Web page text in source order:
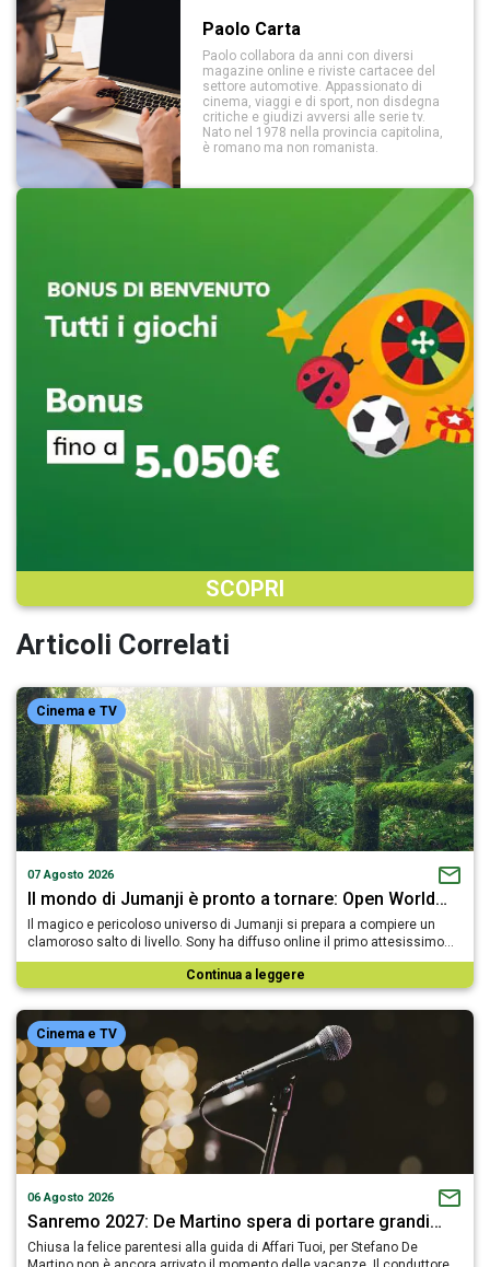
Paolo Carta
Paolo collabora da anni con diversi
magazine online e riviste cartacee del
settore automotive. Appassionato di
cinema, viaggi e di sport, non disdegna
critiche e giudizi avversi alle serie tv.
Nato nel 1978 nella provincia capitolina,
è romano ma non romanista.
SCOPRI
Articoli Correlati
Cinema e TV
07 Agosto 2026
Il mondo di Jumanji è pronto a tornare: Open World…
Il magico e pericoloso universo di Jumanji si prepara a compiere un
clamoroso salto di livello. Sony ha diffuso online il primo attesissimo…
Continua a leggere
Cinema e TV
06 Agosto 2026
Sanremo 2027: De Martino spera di portare grandi…
Chiusa la felice parentesi alla guida di Affari Tuoi, per Stefano De